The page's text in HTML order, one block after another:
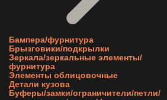
Бампера/фурнитура
Брызговики/подкрылки
Зеркала/зеркальные элементы/
фурнитура
Элементы облицовочные
Детали кузова
Буферы/замки/ограничители/петли/